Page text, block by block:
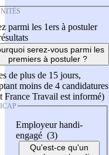
parmi les 1ers à postuler
serez-vous parmi les
premiers à postuler ?
de plus de 15 jours,
moins de 4 candidatures
France Travail est informé)
Employeur handi-
engagé (3)
Qu'est-ce qu'un